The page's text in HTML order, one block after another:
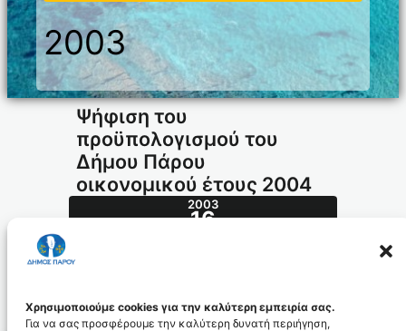
Χρησιμοποιούμε cookies για την καλύτερη εμπειρία σας.
Για να σας προσφέρουμε την καλύτερη δυνατή περιήγηση,
2003
Ψήφιση του
προϋπολογισμού του
Δήμου Πάρου
οικονομικού έτους 2004
2003
16
508.2003_id682